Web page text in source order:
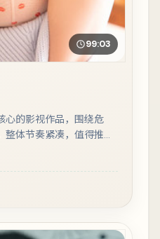
99:03
心的影视作品，围绕危
体节奏紧凑，值得推荐